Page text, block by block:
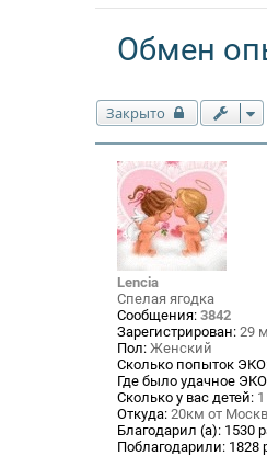
Обмен
Закрыто
Lencia
Спелая ягодка
Сообщения: 3842
Зарегистрирован: 29
Пол: Женский
Сколько попыток
Где было удачное
Сколько у вас детей: 1
Откуда: 20км от
Благодарил (а): 1530
Поблагодарили: 1828